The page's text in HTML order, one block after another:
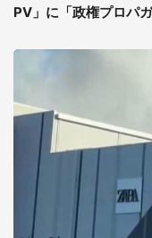
PV」に「政権プロパ